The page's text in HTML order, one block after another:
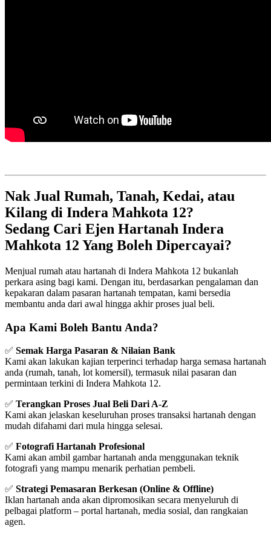
Nak Jual Rumah, Tanah, Kedai, atau
Kilang di Indera Mahkota 12?
Sedang Cari Ejen Hartanah Indera
Mahkota 12 Yang Boleh Dipercayai?
Menjual rumah atau hartanah di Indera Mahkota 12 bukanlah
perkara asing bagi kami. Dengan itu, berdasarkan pengalaman dan
kepakaran dalam pasaran hartanah tempatan, kami bersedia
membantu anda dari awal hingga akhir proses jual beli.
Apa Kami Boleh Bantu Anda?
✅ Semak Harga Pasaran & Nilaian Bank
Kami akan lakukan kajian terperinci terhadap harga semasa hartanah
anda (rumah, tanah, lot komersil), termasuk nilai pasaran dan
permintaan terkini di Indera Mahkota 12.
✅ Terangkan Proses Jual Beli Dari A-Z
Kami akan jelaskan keseluruhan proses transaksi hartanah dengan
mudah difahami dari mula hingga selesai.
✅ Fotografi Hartanah Profesional
Kami akan ambil gambar hartanah anda menggunakan teknik
fotografi yang mampu menarik perhatian pembeli.
✅ Strategi Pemasaran Berkesan (Online & Offline)
Iklan hartanah anda akan dipromosikan secara menyeluruh di
pelbagai platform – portal hartanah, media sosial, dan rangkaian
agen.